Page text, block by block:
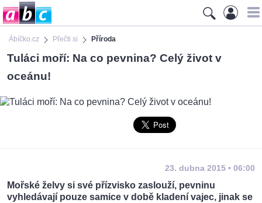
Ábíčko.cz Přečti si Příroda
Tuláci moří: Na co pevnina? Celý život v
oceánu!
23. dubna 2015 • 06:00
Mořské želvy si své přízvisko zaslouží, pevninu
vyhledávají pouze samice v době kladení vajec, jinak se